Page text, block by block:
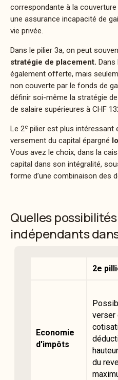
correspondante à la couverture
une assurance incapacité de
vie privée.
Dans le pilier 3a, on peut
stratégie de placement. Dans
également offerte, mais
non couverte par le fonds de
définir soi-même la stratégie
de salaire supérieures à CHF
Le 2e pilier est plus intéressant
versement du capital épargné
Vous avez le choix, dans la
capital dans son intégralité,
forme d’une combinaison des
Quelles
indépendants
2e
Economie
d'impôts
verser
du